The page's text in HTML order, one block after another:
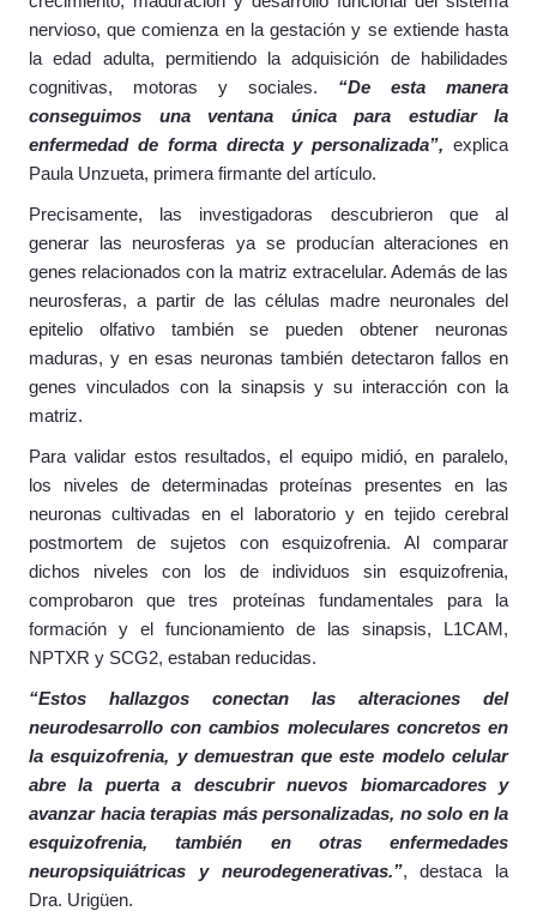
nervioso, que comienza en la gestación y se extiende hasta
la edad adulta, permitiendo la adquisición de habilidades
cognitivas, motoras y sociales. “De esta manera
conseguimos una ventana única para estudiar la
enfermedad de forma directa y personalizada”, explica
Paula Unzueta, primera firmante del artículo.
Precisamente, las investigadoras descubrieron que al
generar las neurosferas ya se producían alteraciones en
genes relacionados con la matriz extracelular. Además de las
neurosferas, a partir de las células madre neuronales del
epitelio olfativo también se pueden obtener neuronas
maduras, y en esas neuronas también detectaron fallos en
genes vinculados con la sinapsis y su interacción con la
matriz.
Para validar estos resultados, el equipo midió, en paralelo,
los niveles de determinadas proteínas presentes en las
neuronas cultivadas en el laboratorio y en tejido cerebral
postmortem de sujetos con esquizofrenia. Al comparar
dichos niveles con los de individuos sin esquizofrenia,
comprobaron que tres proteínas fundamentales para la
formación y el funcionamiento de las sinapsis, L1CAM,
NPTXR y SCG2, estaban reducidas.
“Estos hallazgos conectan las alteraciones del
neurodesarrollo con cambios moleculares concretos en
la esquizofrenia, y demuestran que este modelo celular
abre la puerta a descubrir nuevos biomarcadores y
avanzar hacia terapias más personalizadas, no solo en la
esquizofrenia, también en otras enfermedades
neuropsiquiátricas y neurodegenerativas.”, destaca la
Dra. Urigüen.